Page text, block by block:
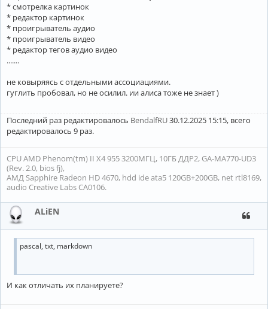
* смотрелка картинок
* редактор картинок
* проигрыватель аудио
* проигрыватель видео
* редактор тегов аудио видео
.......
не ковыряясь с отдельными ассоциациями.
гуглить пробовал, но не осилил. ии алиса тоже не знает )
Последний раз редактировалось BendalfRU30.12.2025 15:15, всего
редактировалось 9 раз.
CPU AMD Phenom(tm) II X4 955 3200МГЦ, 10ГБ ДДР2, GA-MA770-UD3
(Rev. 2.0, bios fj),
АМД Sapphire Radeon HD 4670, hdd ide ata5 120GB+200GB, net rtl8169,
audio Creative Labs CA0106.
ALiEN
pascal, txt, markdown
И как отличать их планируете?